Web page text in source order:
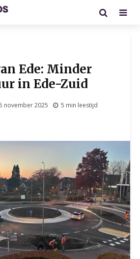
Ede: Minder
in Ede-Zuid
november 2025
5 min leestijd